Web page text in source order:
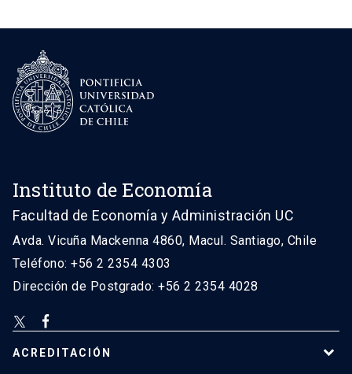
Instituto de Economía
Facultad de Economía y Administración UC
Avda. Vicuña Mackenna 4860, Macul. Santiago, Chile
Teléfono: +56 2 2354 4303
Dirección de Postgrado: +56 2 2354 4028
ACREDITACIÓN